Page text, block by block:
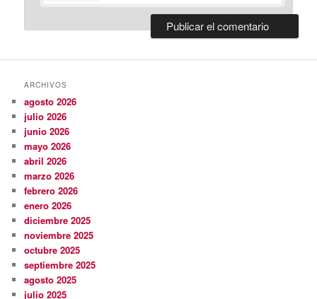
ARCHIVOS
agosto 2026
julio 2026
junio 2026
mayo 2026
abril 2026
marzo 2026
febrero 2026
enero 2026
diciembre 2025
noviembre 2025
octubre 2025
septiembre 2025
agosto 2025
julio 2025